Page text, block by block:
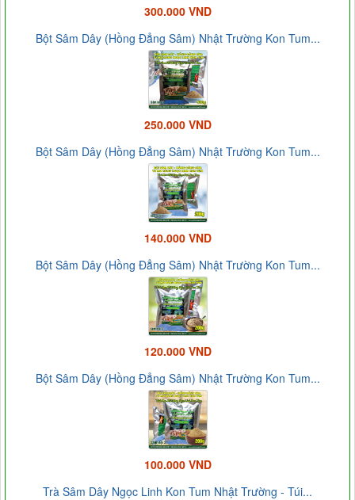
300.000 VND
Bột Sâm Dây (Hồng Đẳng Sâm) Nhật Trường Kon Tum...
250.000 VND
Bột Sâm Dây (Hồng Đẳng Sâm) Nhật Trường Kon Tum...
140.000 VND
Bột Sâm Dây (Hồng Đẳng Sâm) Nhật Trường Kon Tum...
120.000 VND
Bột Sâm Dây (Hồng Đẳng Sâm) Nhật Trường Kon Tum...
100.000 VND
Trà Sâm Dây Ngọc Linh Kon Tum Nhật Trường - Túi...